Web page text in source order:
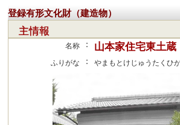
登録有形文化財（建造物）
主情報
名称 ： 山本家住宅東土蔵
ふりがな ： やまもとけじゅうたくひ